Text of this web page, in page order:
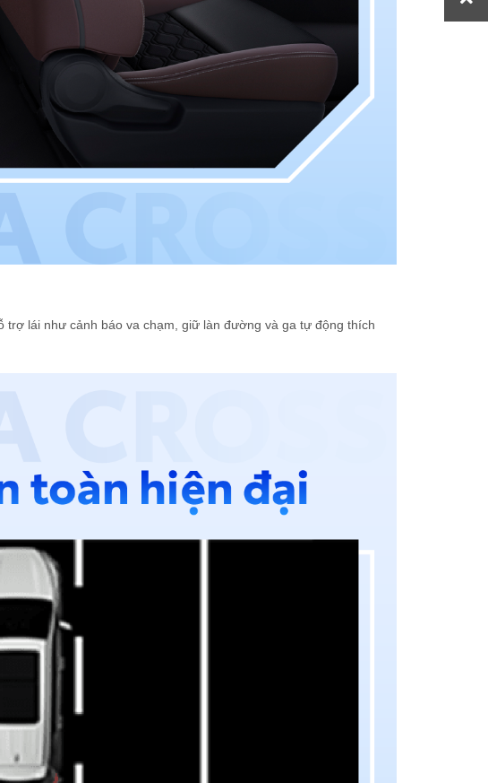
Số điện thoại
Biển Số Xe
bảo mật thông tin của tôi theo quy định pháp luật.
lái như cảnh báo va chạm, giữ làn đường và ga tự động thích